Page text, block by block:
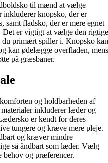
til mænd at vælge
knopsko, der er
samt fladsko, der er mere egnet
Det er vigtigt at vælge den rigtige
du primært spiller i. Knopsko kan
kan ødelægge overfladen, mens
på græsbaner.
og holdbarheden af
inkluderer læder og
er kendt for deres
tungere og kræve mere pleje.
og kræver mindre
så åndbart som læder. Vælg
behov og præferencer.